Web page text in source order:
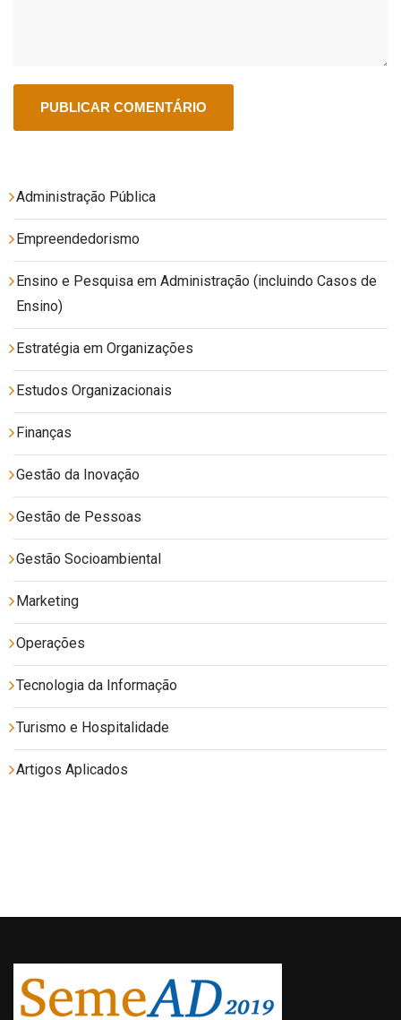
Administração Pública
Empreendedorismo
Ensino e Pesquisa em Administração (incluindo Casos de
Ensino)
Estratégia em Organizações
Estudos Organizacionais
Finanças
Gestão da Inovação
Gestão de Pessoas
Gestão Socioambiental
Marketing
Operações
Tecnologia da Informação
Turismo e Hospitalidade
Artigos Aplicados